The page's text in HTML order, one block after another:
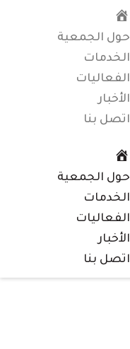
حول الجمعية
الخدمات
الفعاليات
الأخبار
اتصل بنا
حول الجمعية
الخدمات
الفعاليات
الأخبار
اتصل بنا